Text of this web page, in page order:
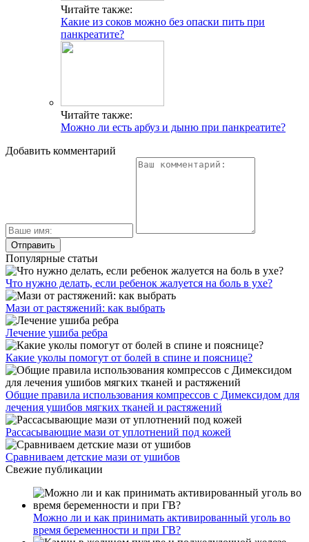
Читайте также:
Какие из соков можно без опаски пить при
панкреатите?
Читайте также:
Можно ли есть арбуз и дыню при панкреатите?
Добавить комментарий
Популярные статьи
Что нужно делать, если ребенок жалуется на боль в ухе?
Мази от растяжений: как выбрать
Лечение ушиба ребра
Какие уколы помогут от болей в спине и пояснице?
Общие правила использования компрессов с Димексидом для
лечения ушибов мягких тканей и растяжений
Рассасывающие мази от уплотнений под кожей
Сравниваем детские мази от ушибов
Свежие публикации
Можно ли и как принимать активированный уголь во
время беременности и при ГВ?